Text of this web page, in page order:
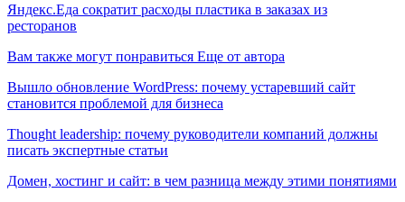
Яндекс.Еда сократит расходы пластика в заказах из
ресторанов
Вам также могут понравиться Еще от автора
Вышло обновление WordPress: почему устаревший сайт
становится проблемой для бизнеса
Thought leadership: почему руководители компаний должны
писать экспертные статьи
Домен, хостинг и сайт: в чем разница между этими понятиями